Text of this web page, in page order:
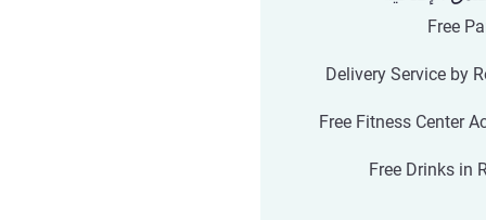
Free
Delivery Service by
Free Fitness Center
Free Drinks in